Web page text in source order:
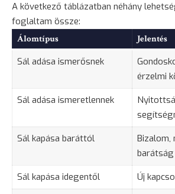
A következő táblázatban néhány
foglaltam össze:
Álomtípus Jelentés
Sál adása ismerősnek
érzelmi
Sál adása ismeretlennek
Sál kapása baráttól
Bizalom,
barátság
Sál kapása idegentől
Új